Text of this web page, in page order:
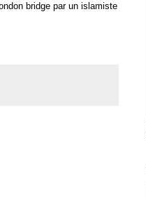
bridge par un islamiste